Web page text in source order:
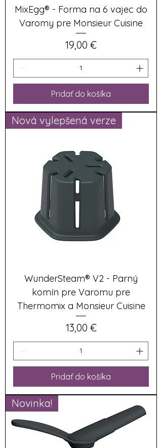
MixEgg® - Forma na 6 vajec do
Varomy pre Monsieur Cuisine
Cena
19,00 €
Pridať do košíka
Nová vylepšená verze
WunderSteam® V2 - Parný
komín pre Varomu pre
Thermomix a Monsieur Cuisine
Cena
13,00 €
Pridať do košíka
Novinka!